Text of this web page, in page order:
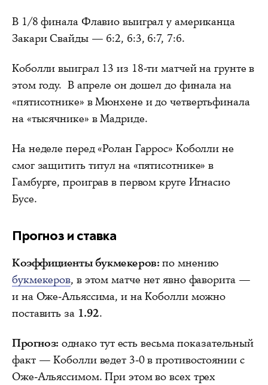
В 1/8 финала Флавио выиграл у американца
Закари Свайды — 6:2, 6:3, 6:7, 7:6.
Коболли выиграл 13 из 18-ти матчей на грунте в
этом году. В апреле он дошел до финала на
«пятисотнике» в Мюнхене и до четвертьфинала
на «тысячнике» в Мадриде.
На неделе перед «Ролан Гаррос» Коболли не
смог защитить титул на «пятисотнике» в
Гамбурге, проиграв в первом круге Игнасио
Бусе.
Прогноз и ставка
Коэффициенты букмекеров: по мнению
букмекеров, в этом матче нет явно фаворита —
и на Оже-Альяссима, и на Коболли можно
поставить за 1.92.
Прогноз: однако тут есть весьма показательный
факт — Коболли ведет 3-0 в противостоянии с
Оже-Альяссимом. При этом во всех трех